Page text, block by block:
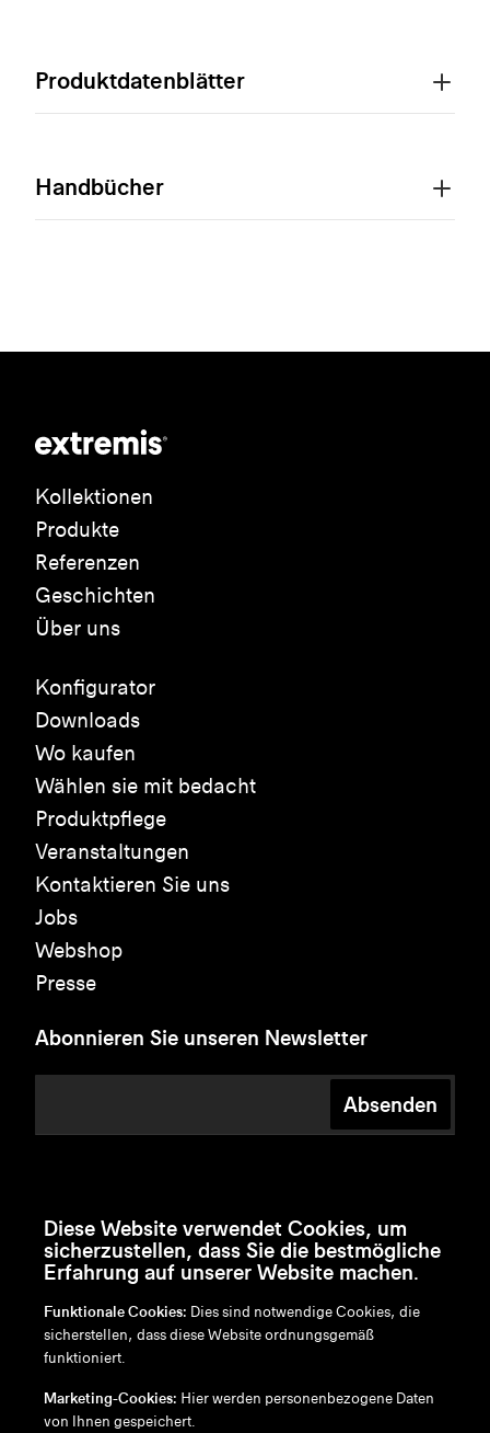
Produktdatenblätter
Handbücher
Kollektionen
Produkte
Referenzen
Geschichten
Über uns
Konfigurator
Downloads
Wo kaufen
Wählen sie mit bedacht
Produktpflege
Veranstaltungen
Kontaktieren Sie uns
Jobs
Webshop
Presse
Abonnieren Sie unseren Newsletter
Absenden
en/nl/fr/de
Disclaimer
Diese Website verwendet Cookies, um
sicherzustellen, dass Sie die bestmögliche
Erfahrung auf unserer Website machen.
Funktionale Cookies: Dies sind notwendige Cookies, die
sicherstellen, dass diese Website ordnungsgemäß
funktioniert.
Marketing-Cookies: Hier werden personenbezogene Daten
von Ihnen gespeichert.